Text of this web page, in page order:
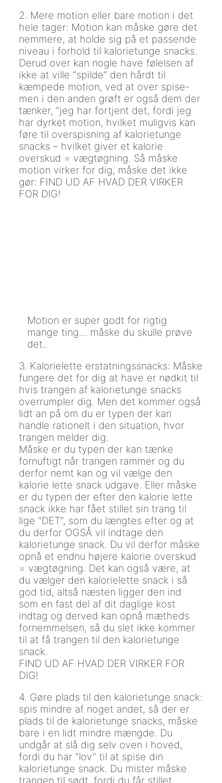
2. Mere motion eller bare motion i det
hele tager: Motion kan måske gøre det
nemmere, at holde sig på et passende
niveau i forhold til kalorietunge snacks.
Derud over kan nogle have følelsen af
ikke at ville “spilde” den hårdt til
kæmpede motion, ved at over spise-
men i den anden grøft er også dem der
tænker, “jeg har fortjent det, fordi jeg
har dyrket motion, hvilket muligvis kan
føre til overspisning af kalorietunge
snacks – hvilket giver et kalorie
overskud = vægtøgning. Så måske
motion virker for dig, måske det ikke
gør: FIND UD AF HVAD DER VIRKER
FOR DIG!
Motion er super godt for rigtig
mange ting… måske du skulle prøve
det..
3. Kalorielette erstatningssnacks: Måske
fungere det for dig at have er nødkit til
hvis trangen af kalorietunge snacks
overrumpler dig. Men det kommer også
lidt an på om du er typen der kan
handle rationelt i den situation, hvor
trangen melder dig.
Måske er du typen der kan tænke
fornuftigt når trangen rammer og du
derfor nemt kan og vil vælge den
kalorie lette snack udgave. Eller måske
er du typen der efter den kalorie lette
snack ikke har fået stillet sin trang til
lige “DET”, som du længtes efter og at
du derfor OGSÅ vil indtage den
kalorietunge snack. Du vil derfor måske
opnå et endnu højere kalorie overskud
= vægtøgning. Det kan også være, at
du vælger den kalorielette snack i så
god tid, altså næsten ligger den ind
som en fast del af dit daglige kost
indtag og derved kan opnå mætheds
fornemmelsen, så du slet ikke kommer
til at få trangen til den kalorietunge
snack.
FIND UD AF HVAD DER VIRKER FOR
DIG!
4. Gøre plads til den kalorietunge snack:
spis mindre af noget andet, så der er
plads til de kalorietunge snacks, måske
bare i en lidt mindre mængde. Du
undgår at slå dig selv oven i hoved,
fordi du har “lov” til at spise din
kalorietunge snack. Du mister måske
trangen til sødt, fordi du får stillet